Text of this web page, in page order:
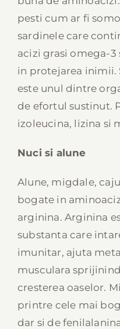
pesti cum ar fi
sardinele care
acizi grasi omega-3
in protejarea inimii.
este unul dintre
de efortul sustinut.
izoleucina, lizina si
Nuci si alune
Alune, migdale,
bogate in
arginina. Arginina
substanta care
imunitar, ajuta
musculara
cresterea oaselor.
printre cele mai
dar si de